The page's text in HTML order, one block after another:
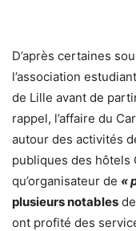
D’après certaines
l’association
de Lille avant de
rappel, l’affaire du
autour des activités
publiques des hôtels
qu’organisateur de «
plusieurs notables
ont profité des